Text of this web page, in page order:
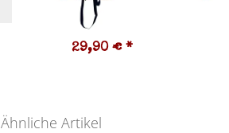
29,90 € *
Ähnliche Artikel